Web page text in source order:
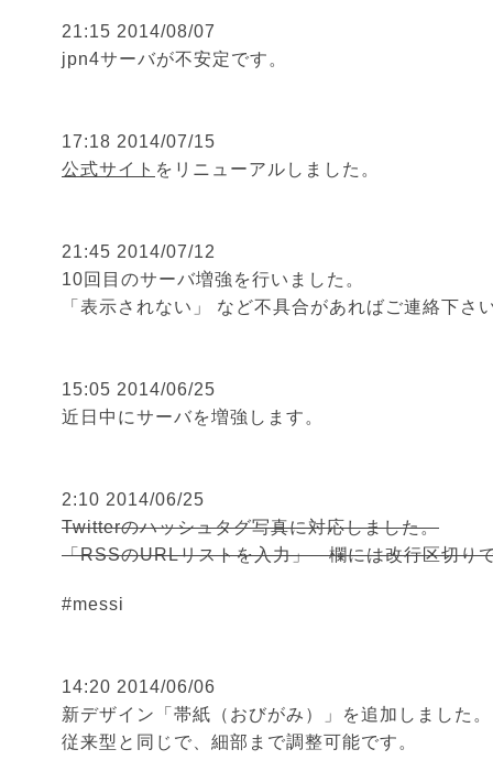
21:15 2014/08/07
jpn4サーバが不安定です。
17:18 2014/07/15
公式サイト をリニューアルしました。
21:45 2014/07/12
10回目のサーバ増強を行いました。
「表示されない」 など不具合があればご連絡下さ
15:05 2014/06/25
近日中にサーバを増強します。
2:10 2014/06/25
Twitterのハッシュタグ写真に対応しました。
「RSSのURLリストを入力」 欄には改行区切り
#messi
14:20 2014/06/06
新デザイン「帯紙（おびがみ）」を追加しました。
従来型と同じで、細部まで調整可能です。